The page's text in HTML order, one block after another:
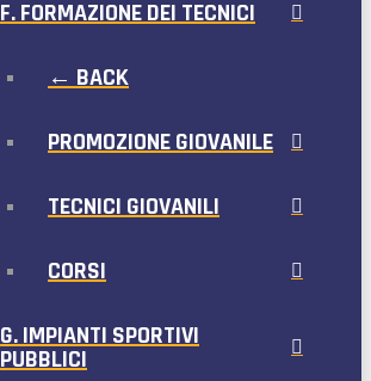
F. FORMAZIONE DEI TECNICI
← BACK
PROMOZIONE GIOVANILE
TECNICI GIOVANILI
CORSI
G. IMPIANTI SPORTIVI
PUBBLICI